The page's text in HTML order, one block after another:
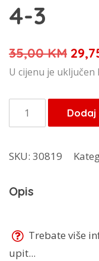
4-3
35,00KM
je:
U cijenu je uključen
Dozeri
3/1
zaltnim
PXM2821-
3
količina
Dodaj
SKU: 30819
Opis
Trebate više
upit...